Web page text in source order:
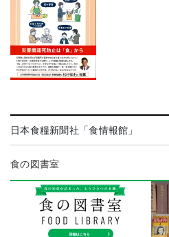
日本食糧新聞社「食情報館」
食の図書室